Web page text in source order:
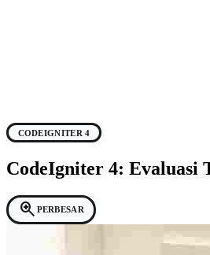
CODEIGNITER 4
CodeIgniter 4: Evaluasi
zoom_in PERBESAR